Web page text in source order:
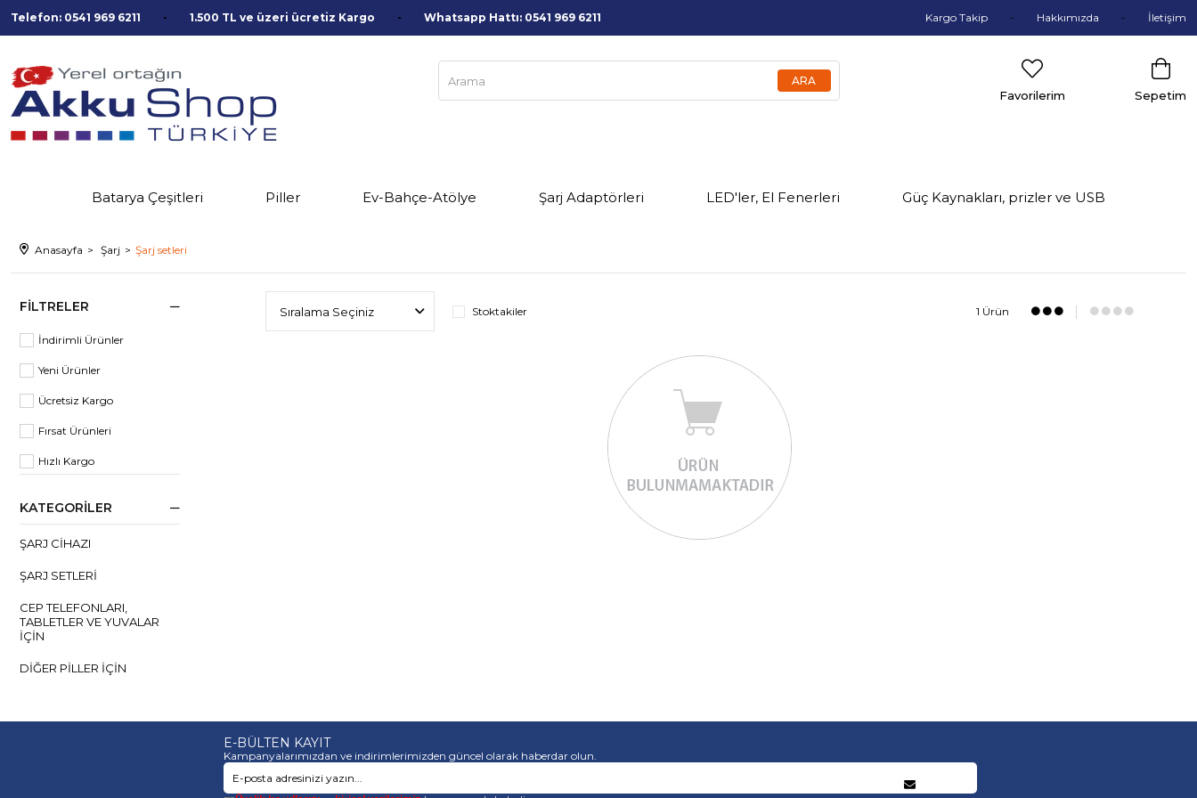
Telefon: 0541 969 6211 1.500 TL ve üzeri ücretiz Kargo Whatsapp Hattı: 0541 969 6211 Kargo Takip Hakkımızda İletişim
Sepetim
Favorilerim
Batarya Çeşitleri Piller Ev-Bahçe-Atölye Şarj Adaptörleri LED'ler, El Fenerleri Güç Kaynakları, prizler ve USB
Anasayfa Şarj Şarj setleri
FILTRELER
İndirimli Ürünler
Yeni Ürünler
Ücretsiz Kargo
Fırsat Ürünleri
Hızlı Kargo
KATEGORILER
ŞARJ CIHAZI
ŞARJ SETLERI
CEP TELEFONLARI,
TABLETLER VE YUVALAR
IÇIN
DIĞER PILLER IÇIN
Stoktakiler 1 Ürün
E-BÜLTEN KAYIT
Kampanyalarımızdan ve indirimlerimizden güncel olarak haberdar olun.